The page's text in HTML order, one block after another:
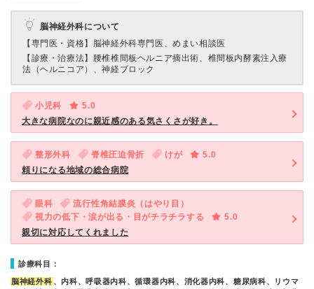
脳神経外科について
【専門医・資格】 脳神経外科専門医、めまい相談医
【診療・治療法】
腰椎椎間板ヘルニア摘出術、椎間板内酵素注入療
法（ヘルニコア）、神経ブロック
小児科
5.0
大きな病院なのに親近感のある気さくさが好き。
整形外科 脊椎圧迫骨折 けが
5.0
頼りになる地域の総合病院
眼科
流行性角結膜炎（はやり目）
視力の低下・涙が出る・目がチラチラする
5.0
親切に対応してくれました
診療科目：
脳神経外科 、内科、呼吸器内科、循環器内科、消化器内科、糖尿病科、リウマ